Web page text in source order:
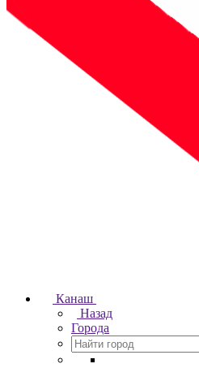
Канаш
Назад
Города